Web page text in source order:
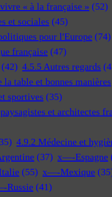
« à la française » (52)
et sociales (45)
pour l'Europe (74)
française (47)
(42) 4.5.5 Autres regards
table et bonnes manières
sportives (35)
et architectes
4.9.2 Médecine et
(37) x—-Espagne
(55) x—-Mexique
Russie (41)